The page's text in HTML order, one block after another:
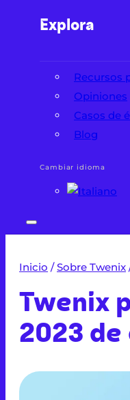
Explora
Recursos
Opiniones
Casos de
Blog
Cambiar idioma
Inicio /Sobre Twenix
Twenix
2023 de